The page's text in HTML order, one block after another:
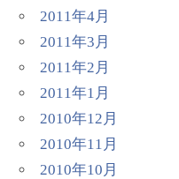
2011年4月
2011年3月
2011年2月
2011年1月
2010年12月
2010年11月
2010年10月